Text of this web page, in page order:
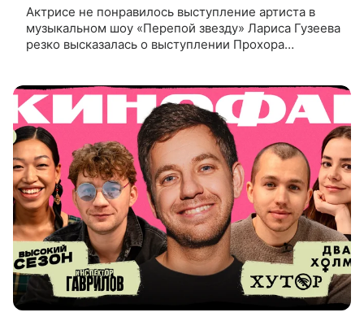
Актрисе не понравилось выступление артиста в
музыкальном шоу «Перепой звезду» Лариса Гузеева
резко высказалась о выступлении Прохора